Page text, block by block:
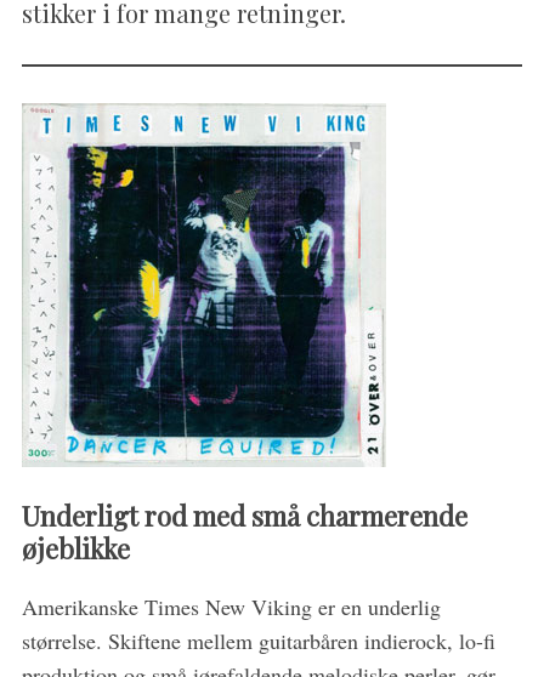
stikker i for mange retninger.
Underligt rod med små charmerende
øjeblikke
Amerikanske Times New Viking er en underlig
størrelse. Skiftene mellem guitarbåren indierock, lo-fi
e
a
r
h
f